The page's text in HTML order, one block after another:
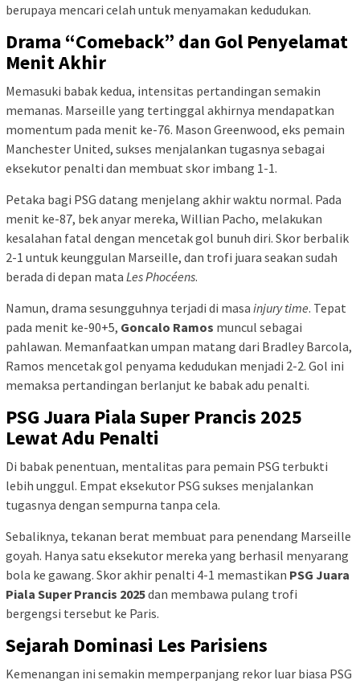
berupaya mencari celah untuk menyamakan kedudukan.
Drama “Comeback” dan Gol Penyelamat
Menit Akhir
Memasuki babak kedua, intensitas pertandingan semakin
memanas. Marseille yang tertinggal akhirnya mendapatkan
momentum pada menit ke-76. Mason Greenwood, eks pemain
Manchester United, sukses menjalankan tugasnya sebagai
eksekutor penalti dan membuat skor imbang 1-1.
Petaka bagi PSG datang menjelang akhir waktu normal. Pada
menit ke-87, bek anyar mereka, Willian Pacho, melakukan
kesalahan fatal dengan mencetak gol bunuh diri. Skor berbalik
2-1 untuk keunggulan Marseille, dan trofi juara seakan sudah
berada di depan mata Les Phocéens.
Namun, drama sesungguhnya terjadi di masa injury time. Tepat
pada menit ke-90+5, Goncalo Ramos muncul sebagai
pahlawan. Memanfaatkan umpan matang dari Bradley Barcola,
Ramos mencetak gol penyama kedudukan menjadi 2-2. Gol ini
memaksa pertandingan berlanjut ke babak adu penalti.
PSG Juara Piala Super Prancis 2025
Lewat Adu Penalti
Di babak penentuan, mentalitas para pemain PSG terbukti
lebih unggul. Empat eksekutor PSG sukses menjalankan
tugasnya dengan sempurna tanpa cela.
Sebaliknya, tekanan berat membuat para penendang Marseille
goyah. Hanya satu eksekutor mereka yang berhasil menyarang
bola ke gawang. Skor akhir penalti 4-1 memastikan PSG Juara
Piala Super Prancis 2025dan membawa pulang trofi
bergengsi tersebut ke Paris.
Sejarah Dominasi Les Parisiens
Kemenangan ini semakin memperpanjang rekor luar biasa PSG